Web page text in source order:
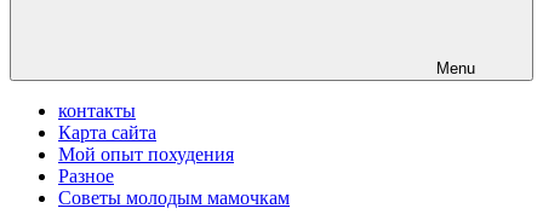
Menu
контакты
Карта сайта
Мой опыт похудения
Разное
Советы молодым мамочкам